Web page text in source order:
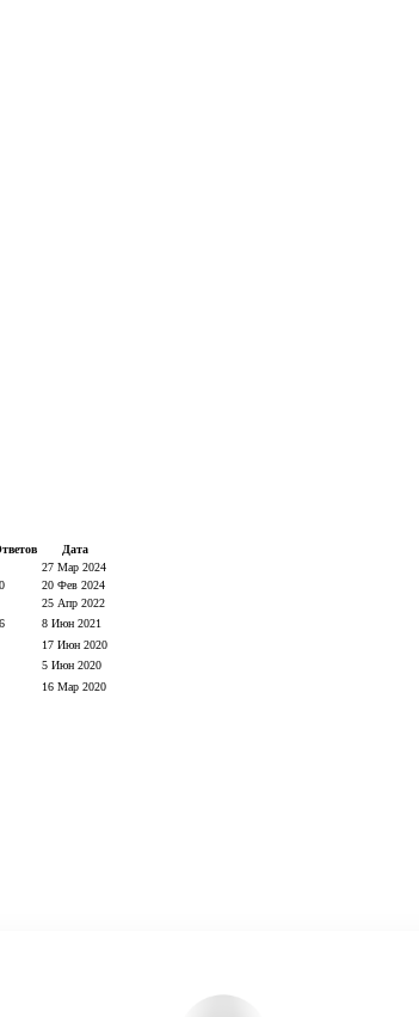
Дата
27 Мар 2024
20 Фев 2024
25 Апр 2022
8 Июн 2021
17 Июн 2020
5 Июн 2020
16 Мар 2020